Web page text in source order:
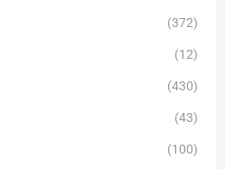
(372)
(12)
(430)
(43)
(100)